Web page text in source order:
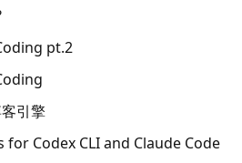
pt.2
引擎
Codex CLI and Claude Code